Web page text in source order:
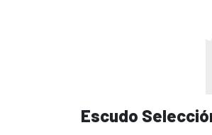
Escudo